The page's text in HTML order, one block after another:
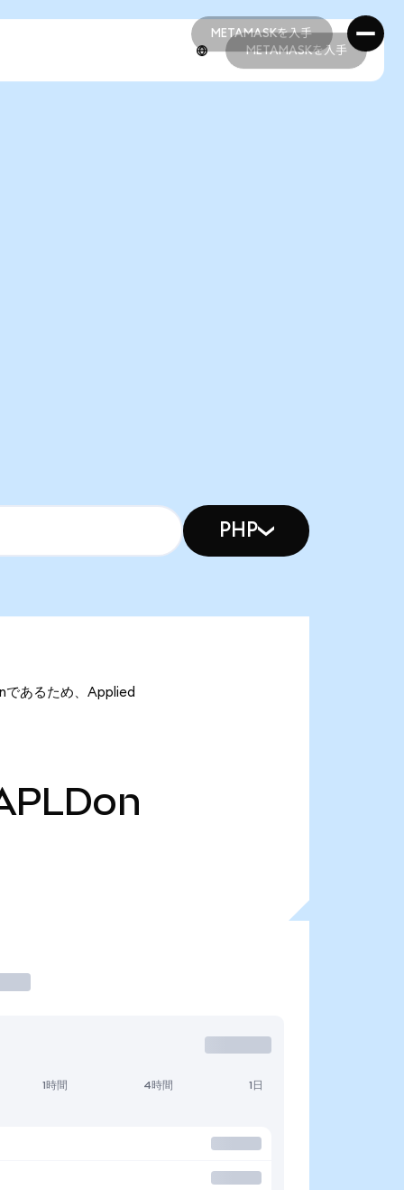
METAMASKを入手
METAMASKを入手
METAMASKを入手
PHP
あるため、Applied
1時間 4時間 1日